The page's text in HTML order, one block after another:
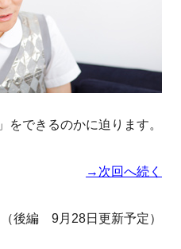
できるのかに迫ります。
→次回へ続く
（後編 9月28日更新予定）